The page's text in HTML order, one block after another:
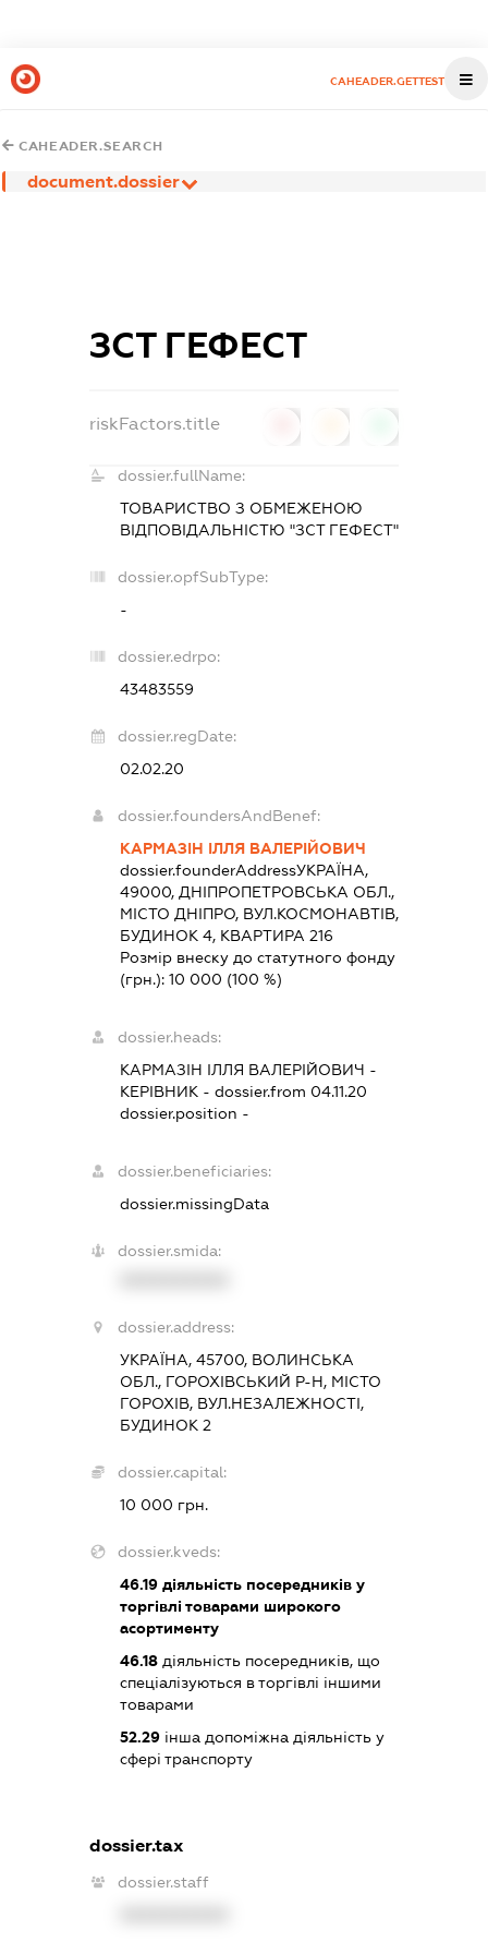
CAHEADER.GETTEST
CAHEADER.SEARCH
document.dossier
ЗСТ ГЕФЕСТ
riskFactors.title
dossier.fullName:
ТОВАРИСТВО З ОБМЕЖЕНОЮ
ВІДПОВІДАЛЬНІСТЮ "ЗСТ ГЕФЕСТ"
dossier.opfSubType:
-
dossier.edrpo:
43483559
dossier.regDate:
02.02.20
dossier.foundersAndBenef:
КАРМАЗІН ІЛЛЯ ВАЛЕРІЙОВИЧ
dossier.founderAddressУКРАЇНА,
49000, ДНІПРОПЕТРОВСЬКА ОБЛ.,
МІСТО ДНІПРО, ВУЛ.КОСМОНАВТІВ,
БУДИНОК 4, КВАРТИРА 216
Розмір внеску до статутного фонду
(грн.): 10 000 (100 %)
dossier.heads:
КАРМАЗІН ІЛЛЯ ВАЛЕРІЙОВИЧ -
КЕРІВНИК - dossier.from 04.11.20
dossier.position -
dossier.beneficiaries:
dossier.missingData
dossier.smida:
dossier.address:
УКРАЇНА, 45700, ВОЛИНСЬКА
ОБЛ., ГОРОХІВСЬКИЙ Р-Н, МІСТО
ГОРОХІВ, ВУЛ.НЕЗАЛЕЖНОСТІ,
БУДИНОК 2
dossier.capital:
10 000 грн.
dossier.kveds:
46.19діяльність посередників у
торгівлі товарами широкого
асортименту
46.18діяльність посередників, що
спеціалізуються в торгівлі іншими
товарами
52.29інша допоміжна діяльність у
сфері транспорту
dossier.tax
dossier.staff